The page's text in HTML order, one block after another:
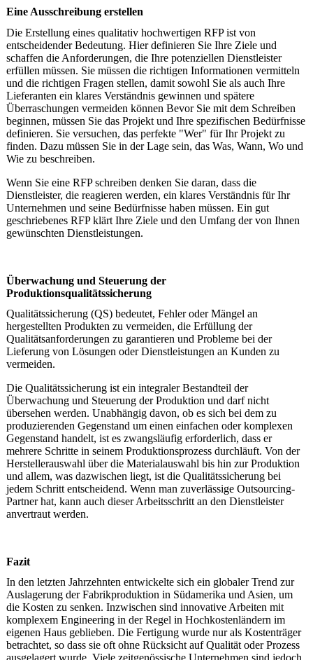
Eine Ausschreibung erstellen
Die Erstellung eines qualitativ hochwertigen RFP ist von
entscheidender Bedeutung. Hier definieren Sie Ihre Ziele und
schaffen die Anforderungen, die Ihre potenziellen Dienstleister
erfüllen müssen. Sie müssen die richtigen Informationen vermitteln
und die richtigen Fragen stellen, damit sowohl Sie als auch Ihre
Lieferanten ein klares Verständnis gewinnen und spätere
Überraschungen vermeiden können Bevor Sie mit dem Schreiben
beginnen, müssen Sie das Projekt und Ihre spezifischen Bedürfnisse
definieren. Sie versuchen, das perfekte "Wer" für Ihr Projekt zu
finden. Dazu müssen Sie in der Lage sein, das Was, Wann, Wo und
Wie zu beschreiben.
Wenn Sie eine RFP schreiben denken Sie daran, dass die
Dienstleister, die reagieren werden, ein klares Verständnis für Ihr
Unternehmen und seine Bedürfnisse haben müssen. Ein gut
geschriebenes RFP klärt Ihre Ziele und den Umfang der von Ihnen
gewünschten Dienstleistungen.
Überwachung und Steuerung der
Produktionsqualitätssicherung
Qualitätssicherung (QS) bedeutet, Fehler oder Mängel an
hergestellten Produkten zu vermeiden, die Erfüllung der
Qualitätsanforderungen zu garantieren und Probleme bei der
Lieferung von Lösungen oder Dienstleistungen an Kunden zu
vermeiden.
Die Qualitätssicherung ist ein integraler Bestandteil der
Überwachung und Steuerung der Produktion und darf nicht
übersehen werden. Unabhängig davon, ob es sich bei dem zu
produzierenden Gegenstand um einen einfachen oder komplexen
Gegenstand handelt, ist es zwangsläufig erforderlich, dass er
mehrere Schritte in seinem Produktionsprozess durchläuft. Von der
Herstellerauswahl über die Materialauswahl bis hin zur Produktion
und allem, was dazwischen liegt, ist die Qualitätssicherung bei
jedem Schritt entscheidend. Wenn man zuverlässige Outsourcing-
Partner hat, kann auch dieser Arbeitsschritt an den Dienstleister
anvertraut werden.
Fazit
In den letzten Jahrzehnten entwickelte sich ein globaler Trend zur
Auslagerung der Fabrikproduktion in Südamerika und Asien, um
die Kosten zu senken. Inzwischen sind innovative Arbeiten mit
komplexem Engineering in der Regel in Hochkostenländern im
eigenen Haus geblieben. Die Fertigung wurde nur als Kostenträger
betrachtet, so dass sie oft ohne Rücksicht auf Qualität oder Prozess
ausgelagert wurde. Viele zeitgenössische Unternehmen sind jedoch